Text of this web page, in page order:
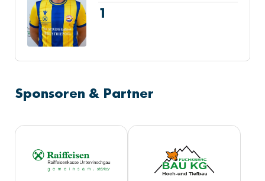
1
Sponsoren & Partner